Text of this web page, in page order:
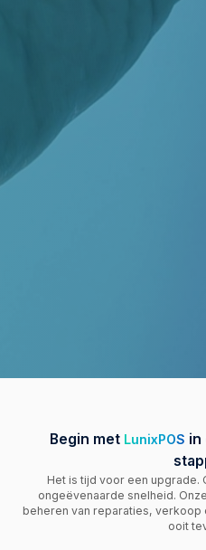
Begin met LunixPOS in
Het is tijd voor een upgrade.
ongeëvenaarde snelheid.
beheren van reparaties, verkoop
ooit